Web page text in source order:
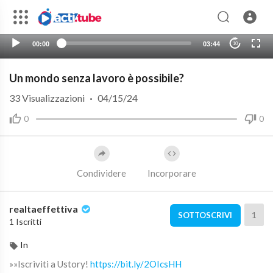
00:00 03:44 10
Un mondo senza lavoro è possibile?
0 0
33Visualizzazioni · 04/15/24
Condividere Incorporare
realtaeffettiva
1 Iscritti
SOTTOSCRIVI 1
In
»»Iscriviti a Ustory! https://bit.ly/2OIcsHH